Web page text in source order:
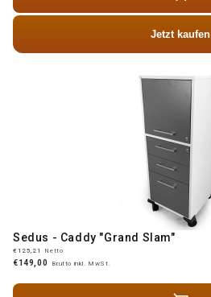
Jetzt kaufen
Sedus - Caddy "Grand Slam"
€125,21 Netto
€149,00 Brutto inkl. MwSt.